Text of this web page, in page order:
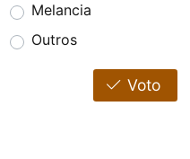
Melancia
Outros
Voto